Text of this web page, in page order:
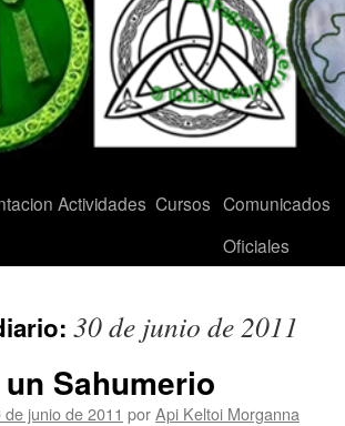
Actividades Cursos Comunicados
Oficiales
30 de junio de 2011
Sahumerio
de junio de 2011 porApi Keltoi Morganna